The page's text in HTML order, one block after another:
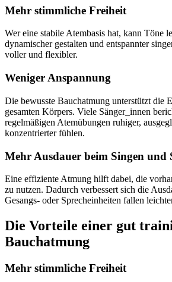
Mehr stimmliche Freiheit
Wer eine stabile Atembasis hat, kann Töne
dynamischer gestalten und entspannter
voller und flexibler.
Weniger Anspannung
Die bewusste Bauchatmung unterstützt die
gesamten Körpers. Viele Sänger_innen
regelmäßigen Atemübungen ruhiger,
konzentrierter fühlen.
Mehr Ausdauer beim Singen und
Eine effiziente Atmung hilft dabei, die
zu nutzen. Dadurch verbessert sich die
Gesangs- oder Sprecheinheiten fallen
Die Vorteile einer gut
Bauchatmung
Mehr stimmliche Freiheit